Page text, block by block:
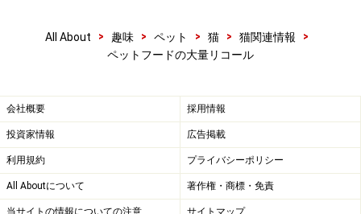
FDA（米国食品医薬品局）にリコールの届け出をする前
に、同社の実験室の猫にそのフードを食べさせたという
自社が製造したフードが原因かも知れない、とわかって
いたのなら、猫に食べさせる前になぜそのフードの成分
調査をやらなかったのでしょうか。
１３日にリコールの届け出をして、そのわずか１０日後
にはアミノプテリンという毒素が発見されているのです
All About > 趣味 > ペット > 猫 > 猫関連情報
>
ペットフードの大量リコール
会社概要 採用情報
投資家情報 広告掲載
利用規約 プライバシーポリシー
All Aboutについて 著作権・商標・免責